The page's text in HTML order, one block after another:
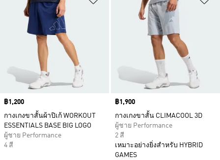
Price
฿1,200
กางเกงขาสั้นผ้าปิเก้ WORKOUT
ESSENTIALS BASE BIG LOGO
ผู้ชาย Performance
4 สี
Price
฿1,900
กางเกงขาสั้น CLIMACOOL 3D
ผู้ชาย Performance
2 สี
เหมาะอย่างยิ่งสำหรับ HYBRID
GAMES